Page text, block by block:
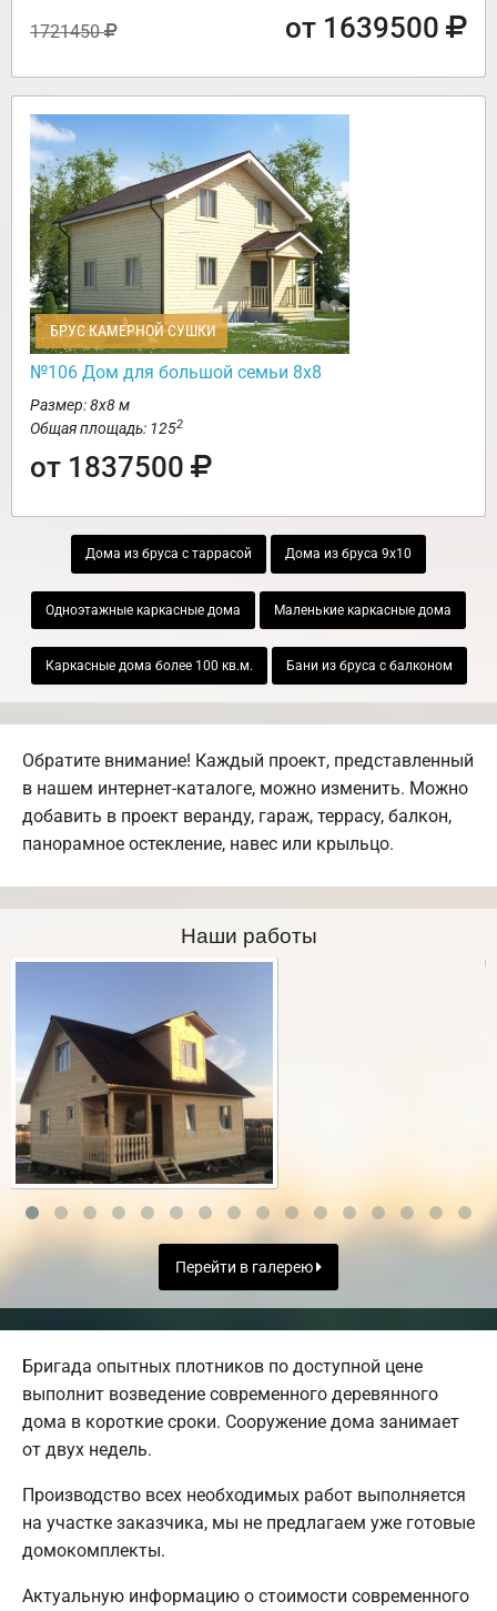
1721450 от 1639500
БРУС КАМЕРНОЙ СУШКИ
№106 Дом для большой семьи 8х8
Размер: 8х8 м
Общая площадь: 1252
от 1837500
Дома из бруса с таррасой Дома из бруса 9х10
Одноэтажные каркасные дома Маленькие каркасные дома
Каркасные дома более 100 кв.м. Бани из бруса с балконом
Обратите внимание! Каждый проект, представленный
в нашем интернет-каталоге, можно изменить. Можно
добавить в проект веранду, гараж, террасу, балкон,
панорамное остекление, навес или крыльцо.
Наши работы
Перейти в галерею
Бригада опытных плотников по доступной цене
выполнит возведение современного деревянного
дома в короткие сроки. Сооружение дома занимает
от двух недель.
Производство всех необходимых работ выполняется
на участке заказчика, мы не предлагаем уже готовые
домокомплекты.
Актуальную информацию о стоимости современного